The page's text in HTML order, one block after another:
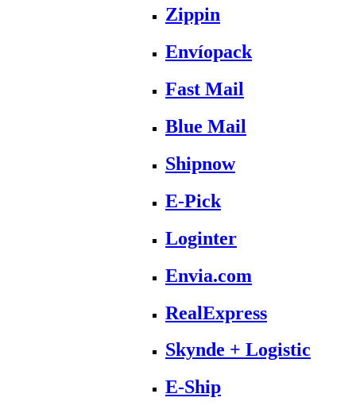
Zippin
Envíopack
Fast Mail
Blue Mail
Shipnow
E-Pick
Loginter
Envia.com
RealExpress
Skynde + Logistic
E-Ship